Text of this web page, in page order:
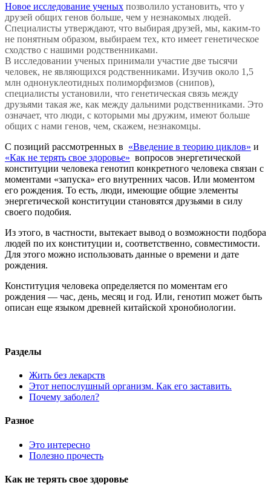
Новое исследование ученых позволило установить, что у
друзей общих генов больше, чем у незнакомых людей.
Специалисты утверждают, что выбирая друзей, мы, каким-то
не понятным образом, выбираем тех, кто имеет генетическое
сходство с нашими родственниками.
В исследовании ученых принимали участие две тысячи
человек, не являющихся родственниками. Изучив около 1,5
млн однонуклеотидных полиморфизмов (снипов),
специалисты установили, что генетическая связь между
друзьями такая же, как между дальними родственниками. Это
означает, что люди, с которыми мы дружим, имеют больше
общих с нами генов, чем, скажем, незнакомцы.
С позиций рассмотренных в «Введение в теорию циклов» и
«Как не терять свое здоровье» вопросов энергетической
конституции человека генотип конкретного человека связан с
моментами «запуска» его внутренних часов. Или моментом
его рождения. То есть, люди, имеющие общие элементы
энергетической конституции становятся друзьями в силу
своего подобия.
Из этого, в частности, вытекает вывод о возможности подбора
людей по их конституции и, соответственно, совместимости.
Для этого можно использовать данные о времени и дате
рождения.
Конституция человека определяется по моментам его
рождения — час, день, месяц и год. Или, генотип может быть
описан еще языком древней китайской хронобиологии.
Разделы
Жить без лекарств
Этот непослушный организм. Как его заставить.
Почему заболел?
Разное
Это интересно
Полезно прочесть
Как не терять свое здоровье